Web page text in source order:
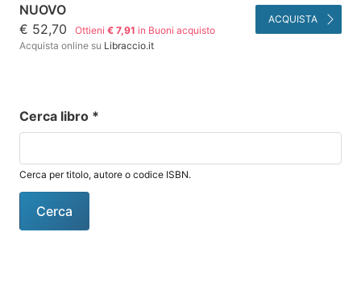
NUOVO
€ 52,70
Ottieni€ 7,91 in Buoni acquisto
Acquista online su Libraccio.it
ACQUISTA
Cerca libro *
Cerca per titolo, autore o codice ISBN.